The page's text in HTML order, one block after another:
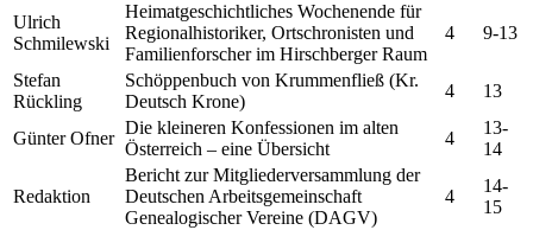
Ulrich
Schmilewski
Heimatgeschichtliches Wochenende für
Regionalhistoriker, Ortschronisten und
Familienforscher im Hirschberger Raum
4 9-13
Stefan
Rückling
Schöppenbuch von Krummenfließ (Kr.
Deutsch Krone)
4 13
Günter Ofner
Die kleineren Konfessionen im alten
Österreich – eine Übersicht
4
13-
14
Redaktion
Bericht zur Mitgliederversammlung der
Deutschen Arbeitsgemeinschaft
Genealogischer Vereine (DAGV)
4
14-
15